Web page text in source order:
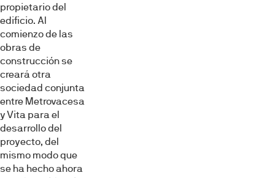
propietario del
edificio. Al
comienzo de las
obras de
construcción se
creará otra
sociedad conjunta
entre Metrovacesa
y Vita para el
desarrollo del
proyecto, del
mismo modo que
se ha hecho ahora